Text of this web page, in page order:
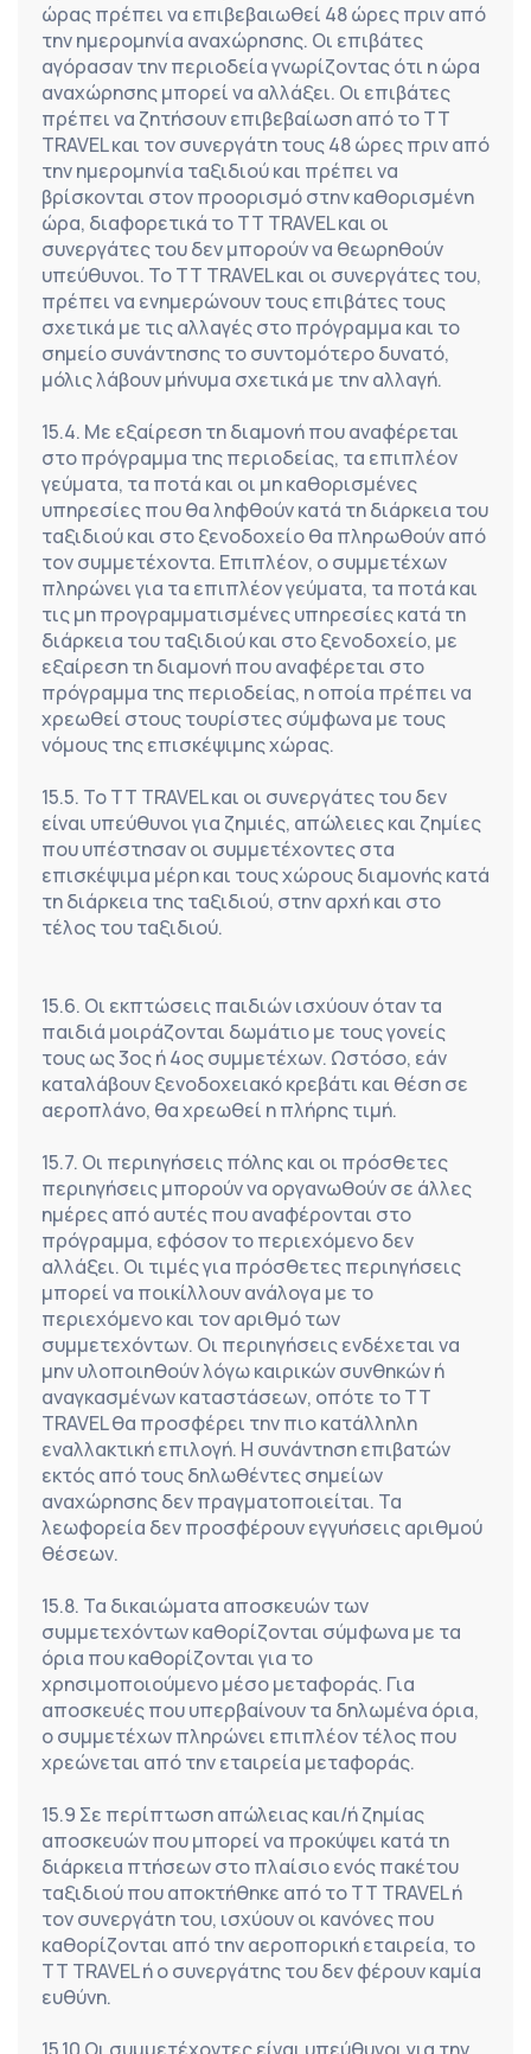
ώρας πρέπει να επιβεβαιωθεί 48 ώρες πριν από
την ημερομηνία αναχώρησης. Οι επιβάτες
αγόρασαν την περιοδεία γνωρίζοντας ότι η ώρα
αναχώρησης μπορεί να αλλάξει. Οι επιβάτες
πρέπει να ζητήσουν επιβεβαίωση από το TT
TRAVEL και τον συνεργάτη τους 48 ώρες πριν από
την ημερομηνία ταξιδιού και πρέπει να
βρίσκονται στον προορισμό στην καθορισμένη
ώρα, διαφορετικά το TT TRAVEL και οι
συνεργάτες του δεν μπορούν να θεωρηθούν
υπεύθυνοι. Το TT TRAVEL και οι συνεργάτες του,
πρέπει να ενημερώνουν τους επιβάτες τους
σχετικά με τις αλλαγές στο πρόγραμμα και το
σημείο συνάντησης το συντομότερο δυνατό,
μόλις λάβουν μήνυμα σχετικά με την αλλαγή.
15.4. Με εξαίρεση τη διαμονή που αναφέρεται
στο πρόγραμμα της περιοδείας, τα επιπλέον
γεύματα, τα ποτά και οι μη καθορισμένες
υπηρεσίες που θα ληφθούν κατά τη διάρκεια του
ταξιδιού και στο ξενοδοχείο θα πληρωθούν από
τον συμμετέχοντα. Επιπλέον, ο συμμετέχων
πληρώνει για τα επιπλέον γεύματα, τα ποτά και
τις μη προγραμματισμένες υπηρεσίες κατά τη
διάρκεια του ταξιδιού και στο ξενοδοχείο, με
εξαίρεση τη διαμονή που αναφέρεται στο
πρόγραμμα της περιοδείας, η οποία πρέπει να
χρεωθεί στους τουρίστες σύμφωνα με τους
νόμους της επισκέψιμης χώρας.
15.5. Το TT TRAVEL και οι συνεργάτες του δεν
είναι υπεύθυνοι για ζημιές, απώλειες και ζημίες
που υπέστησαν οι συμμετέχοντες στα
επισκέψιμα μέρη και τους χώρους διαμονής κατά
τη διάρκεια της ταξιδιού, στην αρχή και στο
τέλος του ταξιδιού.
15.6. Οι εκπτώσεις παιδιών ισχύουν όταν τα
παιδιά μοιράζονται δωμάτιο με τους γονείς
τους ως 3ος ή 4ος συμμετέχων. Ωστόσο, εάν
καταλάβουν ξενοδοχειακό κρεβάτι και θέση σε
αεροπλάνο, θα χρεωθεί η πλήρης τιμή.
15.7. Οι περιηγήσεις πόλης και οι πρόσθετες
περιηγήσεις μπορούν να οργανωθούν σε άλλες
ημέρες από αυτές που αναφέρονται στο
πρόγραμμα, εφόσον το περιεχόμενο δεν
αλλάξει. Οι τιμές για πρόσθετες περιηγήσεις
μπορεί να ποικίλλουν ανάλογα με το
περιεχόμενο και τον αριθμό των
συμμετεχόντων. Οι περιηγήσεις ενδέχεται να
μην υλοποιηθούν λόγω καιρικών συνθηκών ή
αναγκασμένων καταστάσεων, οπότε το TT
TRAVEL θα προσφέρει την πιο κατάλληλη
εναλλακτική επιλογή. Η συνάντηση επιβατών
εκτός από τους δηλωθέντες σημείων
αναχώρησης δεν πραγματοποιείται. Τα
λεωφορεία δεν προσφέρουν εγγυήσεις αριθμού
θέσεων.
15.8. Τα δικαιώματα αποσκευών των
συμμετεχόντων καθορίζονται σύμφωνα με τα
όρια που καθορίζονται για το
χρησιμοποιούμενο μέσο μεταφοράς. Για
αποσκευές που υπερβαίνουν τα δηλωμένα όρια,
ο συμμετέχων πληρώνει επιπλέον τέλος που
χρεώνεται από την εταιρεία μεταφοράς.
15.9 Σε περίπτωση απώλειας και/ή ζημίας
αποσκευών που μπορεί να προκύψει κατά τη
διάρκεια πτήσεων στο πλαίσιο ενός πακέτου
ταξιδιού που αποκτήθηκε από το TT TRAVEL ή
τον συνεργάτη του, ισχύουν οι κανόνες που
καθορίζονται από την αεροπορική εταιρεία, το
TT TRAVEL ή ο συνεργάτης του δεν φέρουν καμία
ευθύνη.